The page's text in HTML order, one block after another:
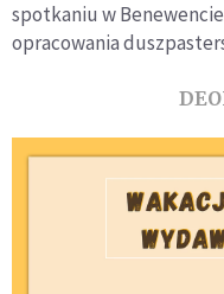
spotkaniu w
opracowania